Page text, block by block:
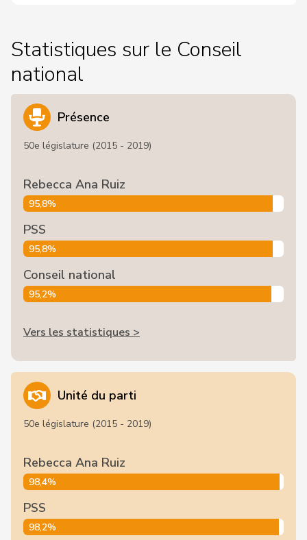
Statistiques sur le Conseil
national
Présence
50e législature (2015 - 2019)
Rebecca Ana Ruiz
95,8%
PSS
95,8%
Conseil national
95,2%
Vers les statistiques >
Unité du parti
50e législature (2015 - 2019)
Rebecca Ana Ruiz
98,4%
PSS
98,2%